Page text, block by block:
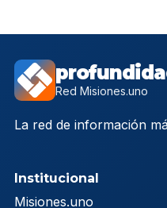
Red Misiones.uno
La red de información
Institucional
Misiones.uno